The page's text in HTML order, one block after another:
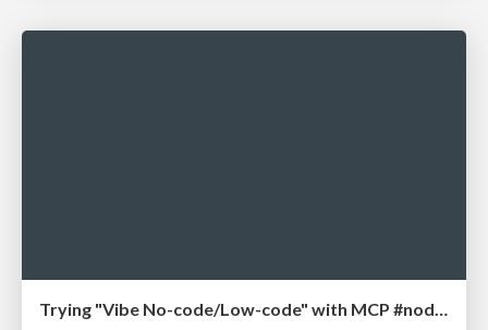
Trying "Vibe No-code/Low-code" with MCP #noderedjp